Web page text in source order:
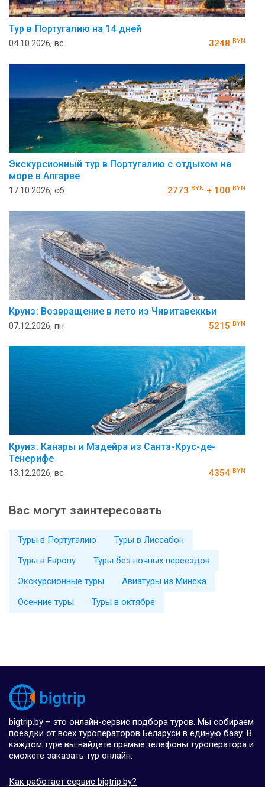
Тур в Португалию на 14 дней
04.10.2026, вс 3248 BYN
Экскурсионный тур в Португалию с отдыхом на
море в Алгарве
17.10.2026, сб 2773 BYN + 100 BYN
Круиз: Возвращение в лето из Чивитавеккьи
07.12.2026, пн 5215 BYN
Круиз: Канары и Мадейра из Санта-Крус-де-
Тенерифе
13.12.2026, вс 4354 BYN
Вас могут заинтересовать
Туры в Португалию
Туры в Лиссабон
Туры в Европу
Туры без ночных переездов
Экскурсионные туры
Авиатуры из Минска
Осенние туры
Туры в октябре
bigtrip.by – это онлайн-сервис подбора туров. Мы собираем
поездки от всех туроператоров Беларуси в единую базу. В
каждом туре вы найдете прямые телефоны туроператора и
сможете заказать тур онлайн.
Как работает сервис bigtrip.by?